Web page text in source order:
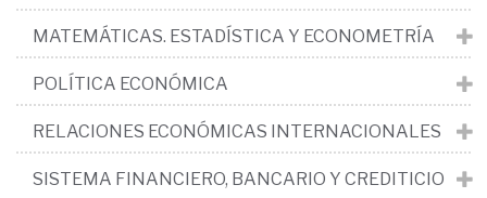
MATEMÁTICAS. ESTADÍSTICA Y ECONOMETRÍA
POLÍTICA ECONÓMICA
RELACIONES ECONÓMICAS INTERNACIONALES
SISTEMA FINANCIERO, BANCARIO Y CREDITICIO